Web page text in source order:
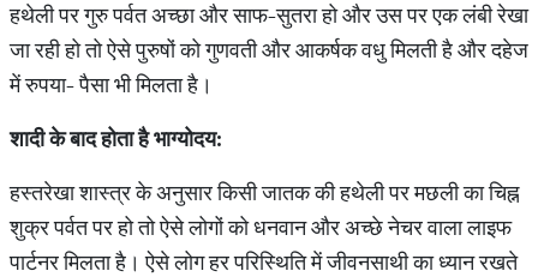
हथेली पर गुरु पर्वत अच्छा और साफ-सुतरा हो और उस पर एक लंबी रेखा
जा रही हो तो ऐसे पुरुषों को गुणवती और आकर्षक वधु मिलती है और दहेज
में रुपया- पैसा भी मिलता है।
शादीकेबादहोताहैभाग्योदय:
हस्तरेखा शास्त्र के अनुसार किसी जातक की हथेली पर मछली का चिह्न
शुक्र पर्वत पर हो तो ऐसे लोगों को धनवान और अच्छे नेचर वाला लाइफ
पार्टनर मिलता है। ऐसे लोग हर परिस्थिति में जीवनसाथी का ध्यान रखते